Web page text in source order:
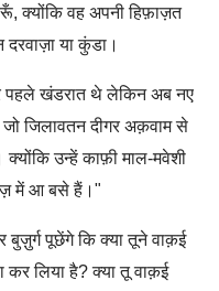
क्योंकि वह अपनी हिफ़ाज़त
या कुंडा।
पहले खंडरात थे लेकिन अब नए
जिलावतन दीगर अक़वाम से
उन्हें काफ़ी माल-मवेशी
में आ बसे हैं।"
पूछेंगे कि क्या तूने वाक़ई
लिया है? क्या तू वाक़ई